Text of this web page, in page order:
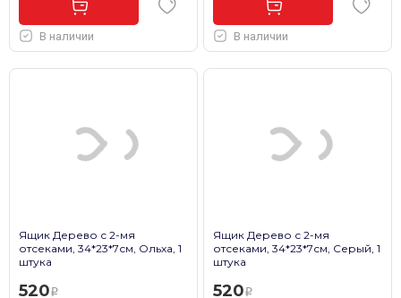
В наличии В наличии
Ящик Дерево с 2-мя
отсеками, 34*23*7см, Ольха, 1
штука
520
Ящик Дерево с 2-мя
отсеками, 34*23*7см, Серый, 1
штука
520